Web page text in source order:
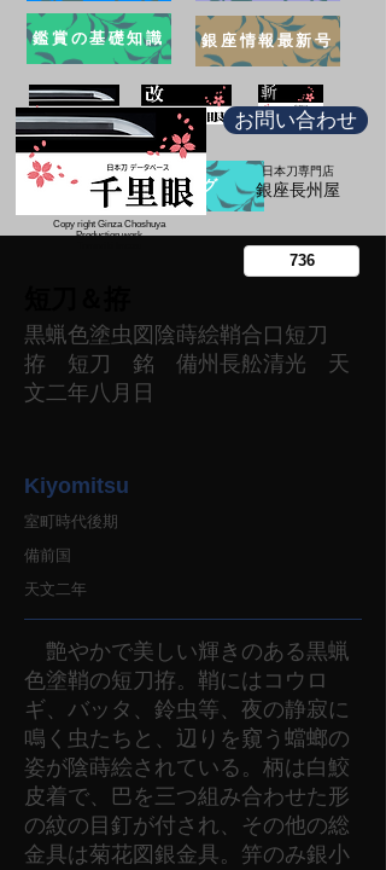
鑑賞の基礎知識 銀座情報最新号
ブログ
お問い合わせ
日本刀専門店
​銀座長州屋
Copy right Ginza Choshuya
Production work
黒蝋色塗虫図陰蒔絵鞘合口短刀
拵 短刀 銘 備州長舩清光 天
文二年八月日
Kiyomitsu
室町時代後期
備前国
天文二年
艶やかで美しい輝きのある黒蝋
色塗鞘の短刀拵。鞘にはコウロ
ギ、バッタ、鈴虫等、夜の静寂に
鳴く虫たちと、辺りを窺う蟷螂の
姿が陰蒔絵されている。柄は白鮫
皮着で、巴を三つ組み合わせた形
の紋の目釘が付され、その他の総
金具は菊花図銀金具。笄のみ銀小